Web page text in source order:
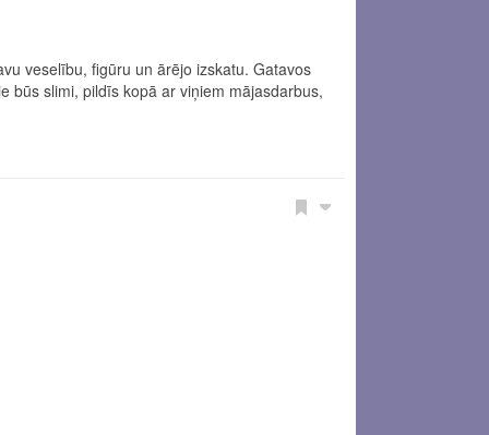
veselību, figūru un ārējo izskatu. Gatavos
būs slimi, pildīs kopā ar viņiem mājasdarbus,